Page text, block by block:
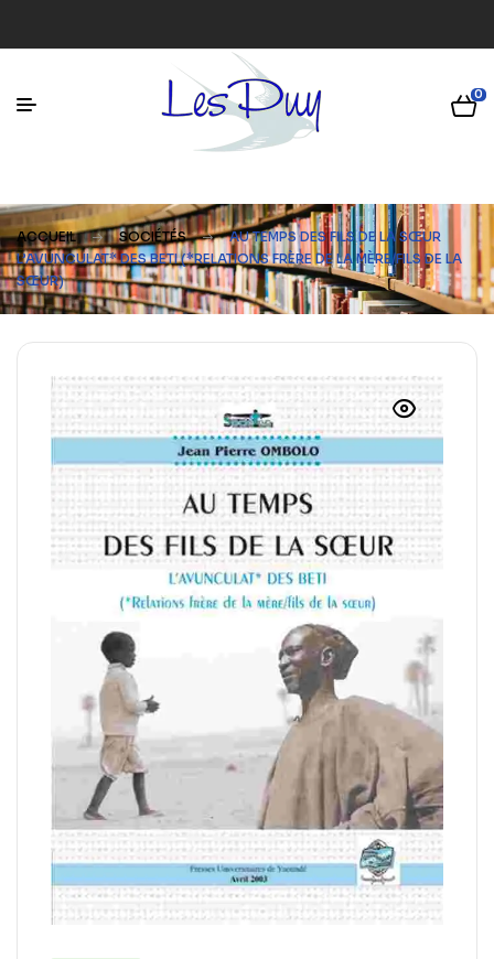
0
ACCUEIL SOCIÉTÉS
AU TEMPS DES FILS DE LA SŒUR
L’AVUNCULAT* DES BETI (*RELATIONS FRÈRE DE LA MÈRE/FILS DE LA
SŒUR)